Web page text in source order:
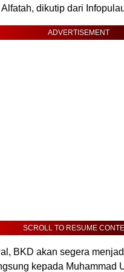
dikutip dari
ADVERTISEMENT
SCROLL TO RESUME
BKD akan segera
kepada Muhammad